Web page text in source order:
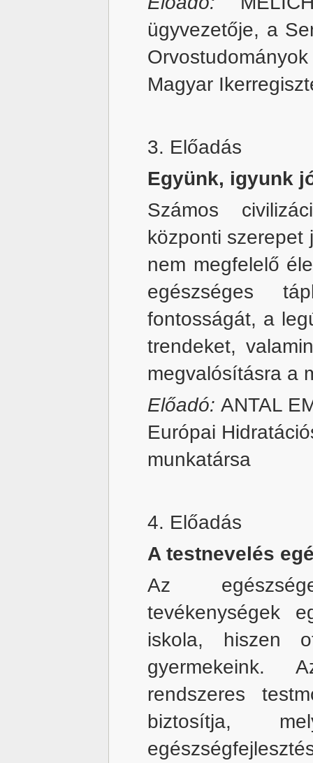
ügyvezetője, a
Magyar
3. Előadás
Együnk, igyunk
Számos
központi szerepet
nem megfelelő
egészséges
fontosságát, a
trendeket,
megvalósításra a
Előadó: ANTAL
Európai
munkatársa
4. Előadás
A testnevelés
Az
tevékenységek
iskola, hiszen
gyermekeink.
rendszeres
biztosítja,